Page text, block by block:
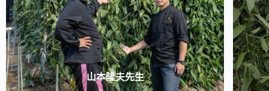
山本隆夫先生